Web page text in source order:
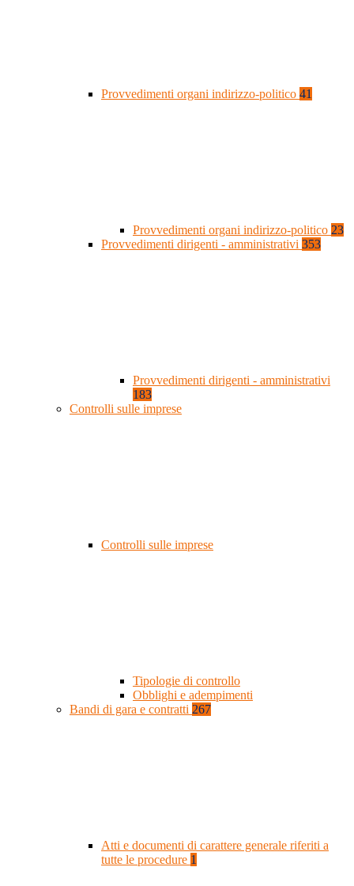
Provvedimenti organi indirizzo-politico 41
Provvedimenti organi indirizzo-politico 23
Provvedimenti dirigenti - amministrativi 353
Provvedimenti dirigenti - amministrativi
183
Controlli sulle imprese
Controlli sulle imprese
Tipologie di controllo
Obblighi e adempimenti
Bandi di gara e contratti 267
Atti e documenti di carattere generale riferiti a
tutte le procedure 1